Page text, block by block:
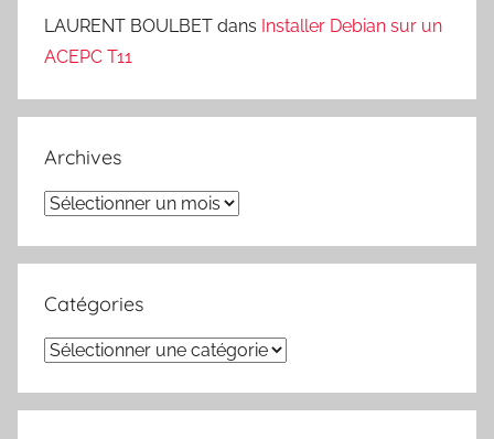
LAURENT BOULBET dans Installer Debian sur un
ACEPC T11
Archives
Archives
Catégories
Catégories